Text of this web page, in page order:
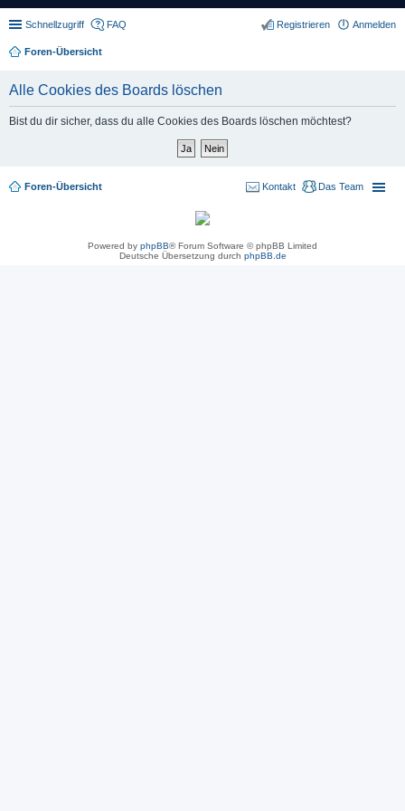
Schnellzugriff FAQ Anmelden
Registrieren
Foren-Übersicht
Alle Cookies des Boards löschen
Bist du dir sicher, dass du alle Cookies des Boards löschen möchtest?
Foren-Übersicht Das Team
Kontakt
Powered by phpBB® Forum Software © phpBB Limited
Deutsche Übersetzung durch phpBB.de